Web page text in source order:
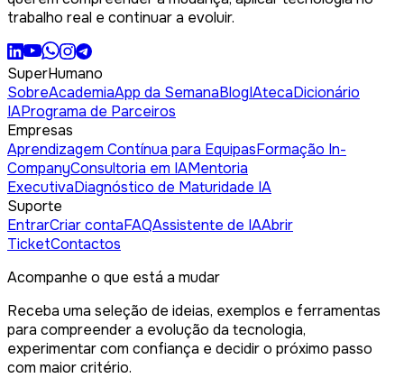
trabalho real e continuar a evoluir.
SuperHumano
SobreAcademiaApp da SemanaBlogIAtecaDicionário
IAPrograma de Parceiros
Empresas
Aprendizagem Contínua para EquipasFormação In-
CompanyConsultoria em IAMentoria
ExecutivaDiagnóstico de Maturidade IA
Suporte
EntrarCriar contaFAQAssistente de IAAbrir
TicketContactos
Acompanhe o que está a mudar
Receba uma seleção de ideias, exemplos e ferramentas
para compreender a evolução da tecnologia,
experimentar com confiança e decidir o próximo passo
com maior critério.